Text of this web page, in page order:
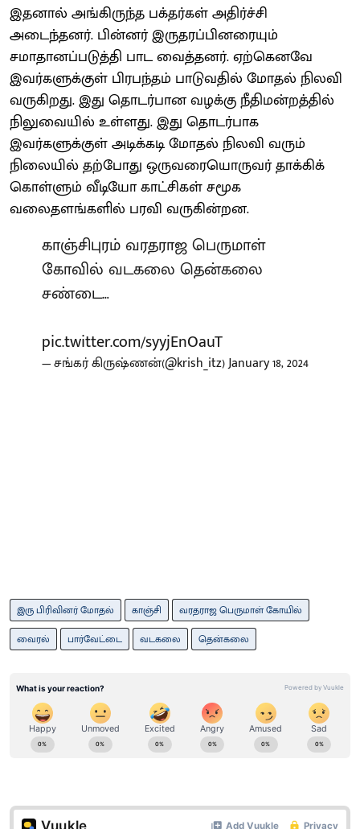
இதனால் அங்கிருந்த பக்தர்கள் அதிர்ச்சி
அடைந்தனர். பின்னர் இருதரப்பினரையும்
சமாதானப்படுத்தி பாட வைத்தனர். ஏற்கெனவே
இவர்களுக்குள் பிரபந்தம் பாடுவதில் மோதல் நிலவி
வருகிறது. இது தொடர்பான வழக்கு நீதிமன்றத்தில்
நிலுவையில் உள்ளது. இது தொடர்பாக
இவர்களுக்குள் அடிக்கடி மோதல் நிலவி வரும்
நிலையில் தற்போது ஒருவரையொருவர் தாக்கிக்
கொள்ளும் வீடியோ காட்சிகள் சமூக
வலைதளங்களில் பரவி வருகின்றன.
காஞ்சிபுரம் வரதராஜ பெருமாள்
கோவில் வடகலை தென்கலை
சண்டை…
pic.twitter.com/syyjEnOauT
— சங்கர் கிருஷ்ணன்(@krish_itz)January 18, 2024
இரு பிரிவினர் மோதல் காஞ்சி
வரதராஜ பெருமாள் கோயில்
வைரல்
பார்வேட்டை வடகலை தென்கலை